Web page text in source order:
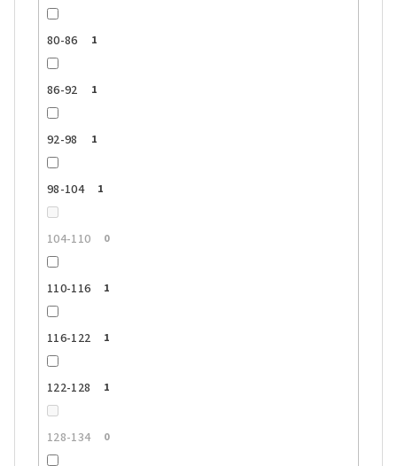
80-86 1
86-92 1
92-98 1
98-104 1
104-110 0
110-116 1
116-122 1
122-128 1
128-134 0